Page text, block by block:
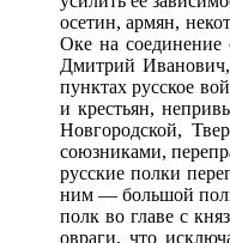
осетин, армян,
Оке на
Дмитрий
пунктах русское
и крестьян,
Новгородской,
союзниками,
русские полки
ним — большой
полк во главе с
овраги, что